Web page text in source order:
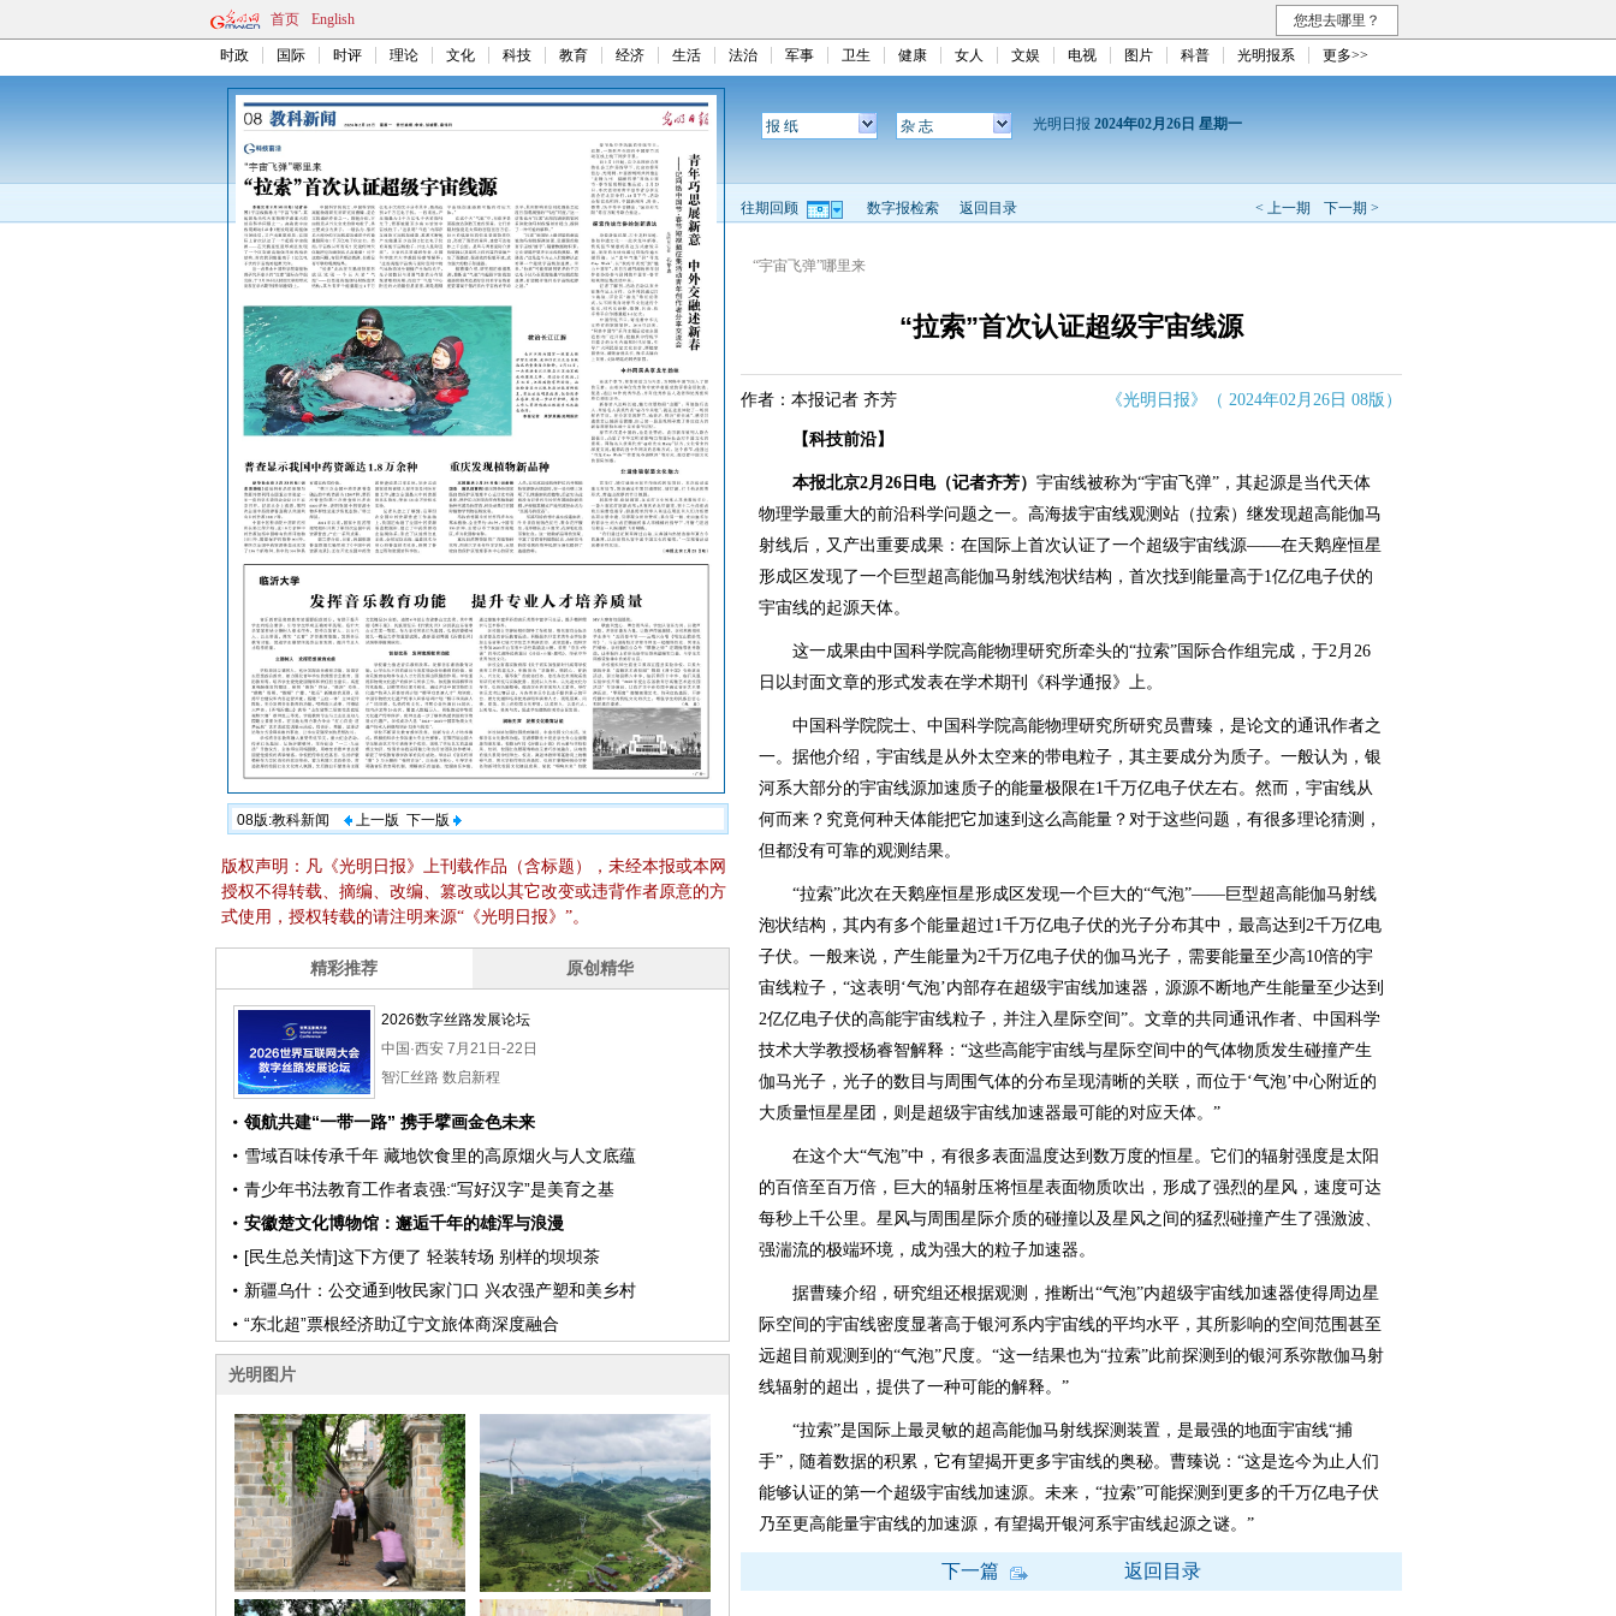
首页 English 您想去哪里？
时政 国际 时评 理论 文化 科技 教育 经济 生活 法治 军事 卫生 健康 女人 文娱 电视 图片 科普 光明报系 更多>>
08版:教科新闻 上一版 下一版
版权声明：凡《光明日报》上刊载作品（含标题），未经本报或本网
授权不得转载、摘编、改编、篡改或以其它改变或违背作者原意的方
式使用，授权转载的请注明来源“《光明日报》”。
报 纸 杂 志 光明日报 2024年02月26日 星期一
< 上一期 下一期 >
往期回顾 数字报检索 返回目录
“宇宙飞弹”哪里来
“拉索”首次认证超级宇宙线源
作者：本报记者 齐芳 《光明日报》（ 2024年02月26日 08版）
【科技前沿】
本报北京2月26日电（记者齐芳） 宇宙线被称为“宇宙飞弹”，其起源是当代天体
物理学最重大的前沿科学问题之一。高海拔宇宙线观测站（拉索）继发现超高能伽马
射线后，又产出重要成果：在国际上首次认证了一个超级宇宙线源——在天鹅座恒星
形成区发现了一个巨型超高能伽马射线泡状结构，首次找到能量高于1亿亿电子伏的
宇宙线的起源天体。
这一成果由中国科学院高能物理研究所牵头的“拉索”国际合作组完成，于2月26
日以封面文章的形式发表在学术期刊《科学通报》上。
中国科学院院士、中国科学院高能物理研究所研究员曹臻，是论文的通讯作者之
一。据他介绍，宇宙线是从外太空来的带电粒子，其主要成分为质子。一般认为，银
河系大部分的宇宙线源加速质子的能量极限在1千万亿电子伏左右。然而，宇宙线从
何而来？究竟何种天体能把它加速到这么高能量？对于这些问题，有很多理论猜测，
但都没有可靠的观测结果。
“拉索”此次在天鹅座恒星形成区发现一个巨大的“气泡”——巨型超高能伽马射线
泡状结构，其内有多个能量超过1千万亿电子伏的光子分布其中，最高达到2千万亿电
子伏。一般来说，产生能量为2千万亿电子伏的伽马光子，需要能量至少高10倍的宇
宙线粒子，“这表明‘气泡’内部存在超级宇宙线加速器，源源不断地产生能量至少达到
2亿亿电子伏的高能宇宙线粒子，并注入星际空间”。文章的共同通讯作者、中国科学
技术大学教授杨睿智解释：“这些高能宇宙线与星际空间中的气体物质发生碰撞产生
伽马光子，光子的数目与周围气体的分布呈现清晰的关联，而位于‘气泡’中心附近的
大质量恒星星团，则是超级宇宙线加速器最可能的对应天体。”
在这个大“气泡”中，有很多表面温度达到数万度的恒星。它们的辐射强度是太阳
的百倍至百万倍，巨大的辐射压将恒星表面物质吹出，形成了强烈的星风，速度可达
每秒上千公里。星风与周围星际介质的碰撞以及星风之间的猛烈碰撞产生了强激波、
强湍流的极端环境，成为强大的粒子加速器。
据曹臻介绍，研究组还根据观测，推断出“气泡”内超级宇宙线加速器使得周边星
际空间的宇宙线密度显著高于银河系内宇宙线的平均水平，其所影响的空间范围甚至
远超目前观测到的“气泡”尺度。“这一结果也为“拉索”此前探测到的银河系弥散伽马射
线辐射的超出，提供了一种可能的解释。”
“拉索”是国际上最灵敏的超高能伽马射线探测装置，是最强的地面宇宙线“捕
手”，随着数据的积累，它有望揭开更多宇宙线的奥秘。曹臻说：“这是迄今为止人们
能够认证的第一个超级宇宙线加速源。未来，“拉索”可能探测到更多的千万亿电子伏
乃至更高能量宇宙线的加速源，有望揭开银河系宇宙线起源之谜。”
下一篇 返回目录